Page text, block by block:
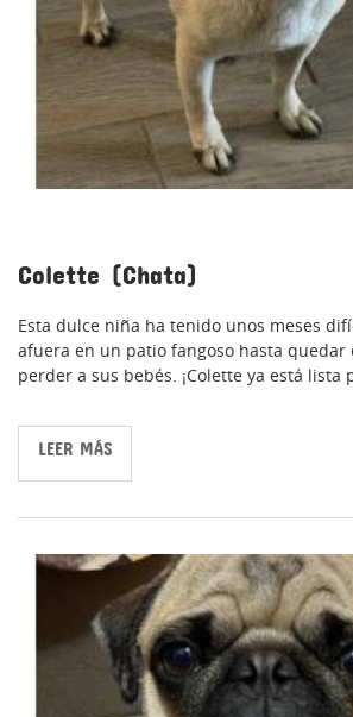
Colette (Chata)
Esta dulce niña ha tenido unos meses
afuera en un patio fangoso hasta quedar
perder a sus bebés. ¡Colette ya está lista
LEER MÁS